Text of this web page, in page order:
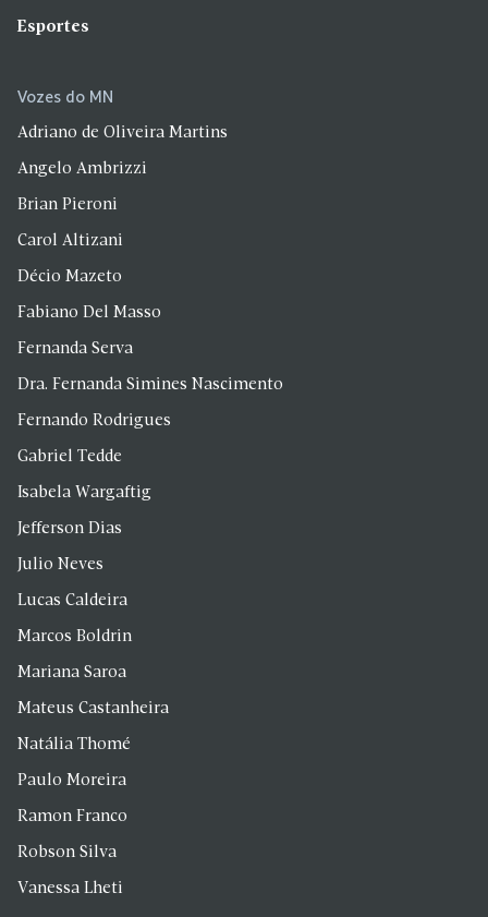
Esportes
Vozes do MN
Adriano de Oliveira Martins
Angelo Ambrizzi
Brian Pieroni
Carol Altizani
Décio Mazeto
Fabiano Del Masso
Fernanda Serva
Dra. Fernanda Simines Nascimento
Fernando Rodrigues
Gabriel Tedde
Isabela Wargaftig
Jefferson Dias
Julio Neves
Lucas Caldeira
Marcos Boldrin
Mariana Saroa
Mateus Castanheira
Natália Thomé
Paulo Moreira
Ramon Franco
Robson Silva
Vanessa Lheti